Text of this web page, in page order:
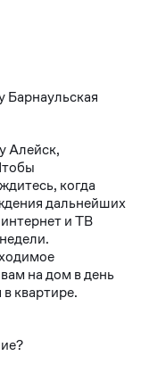
Барнаульская
Алейск,
когда
дальнейших
и ТВ
на дом в день
квартире.